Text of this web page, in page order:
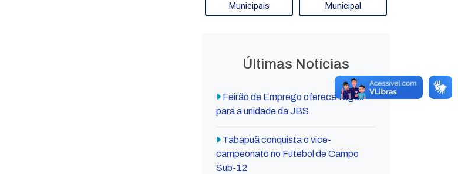
Municipais
Municipal
Últimas Notícias
Feirão de Emprego oferece vagas
para a unidade da JBS
Tabapuã conquista o vice-
campeonato no Futebol de Campo
Sub-12